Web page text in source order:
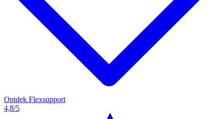
Ontdek Flexsupport